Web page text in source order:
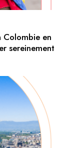
en
sereinement